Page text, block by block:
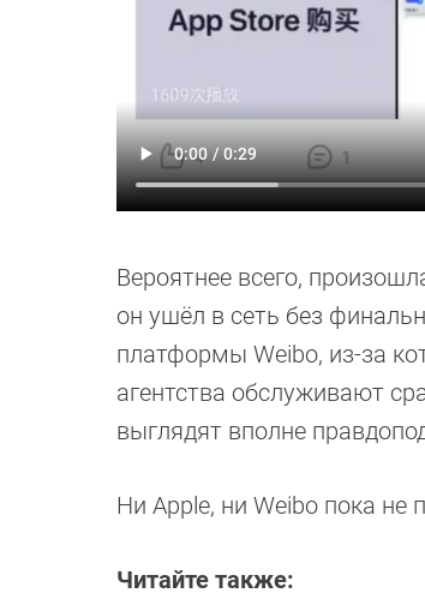
Вероятнее всего,
он ушёл в сеть без
платформы Weibo, из-за
агентства обслуживают
выглядят вполне
Ни Apple, ни Weibo пока не
Читайте также: